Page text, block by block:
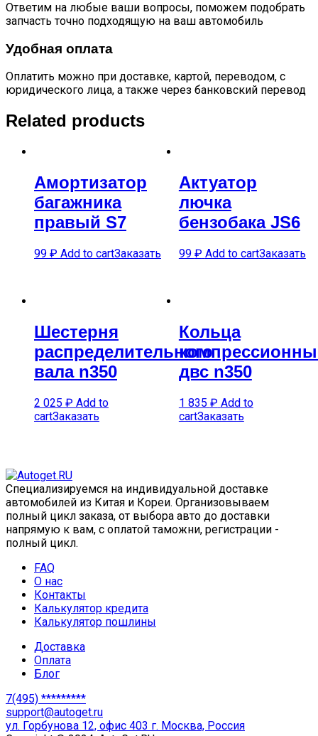
Ответим на любые ваши вопросы, поможем подобрать
запчасть точно подходящую на ваш автомобиль
Удобная оплата
Оплатить можно при доставке, картой, переводом, с
юридического лица, а также через банковский перевод
Related products
Амортизатор
багажника
правый S7
99 ₽ Add to cartЗаказать
Актуатор
лючка
бензобака JS6
99 ₽ Add to cartЗаказать
Шестерня
распределительного
вала n350
2 025 ₽ Add to
cartЗаказать
Кольца
двс n350
1 835 ₽ Add to
cartЗаказать
Специализируемся на индивидуальной доставке
автомобилей из Китая и Кореи. Организовываем
полный цикл заказа, от выбора авто до доставки
напрямую к вам, с оплатой таможни, регистрации -
полный цикл.
FAQ
О нас
Контакты
Калькулятор кредита
Калькулятор пошлины
Доставка
Оплата
Блог
7(495) *********
support@autoget.ru
ул. Горбунова 12, офис 403 г. Москва, Россия